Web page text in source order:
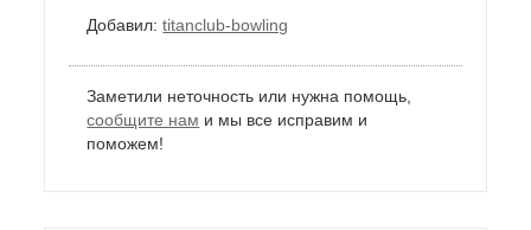
Добавил: titanclub-bowling
Заметили неточность или нужна помощь,
сообщите нам и мы все исправим и
поможем!